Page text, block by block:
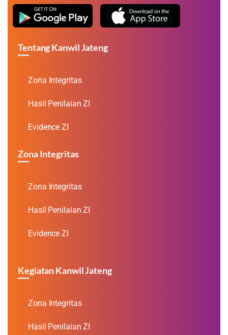
Tentang Kanwil Jateng
Zona Integritas
Hasil Penilaian ZI
Evidence ZI
Zona Integritas
Zona Integritas
Hasil Penilaian ZI
Evidence ZI
Kegiatan Kanwil Jateng
Zona Integritas
Hasil Penilaian ZI